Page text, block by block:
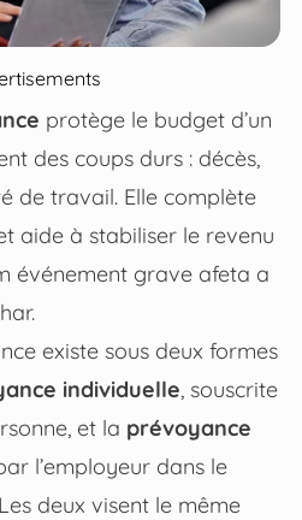
protège le budget d’un
des coups durs : décès,
de travail. Elle complète
aide à stabiliser le revenu
événement grave afeta a
existe sous deux formes
individuelle , souscrite
et la prévoyance
l’employeur dans le
deux visent le même